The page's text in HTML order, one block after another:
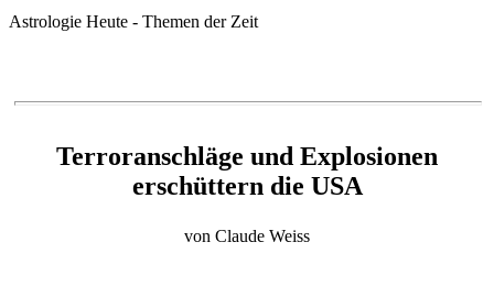
Astrologie Heute - Themen der Zeit
Terroranschläge und Explosionen
erschüttern die USA
von Claude Weiss